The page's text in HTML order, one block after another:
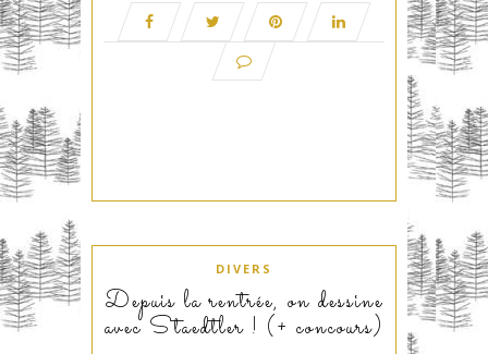
DIVERS
Depuis la rentrée, on dessine
avec Staedtler ! (+ concours)